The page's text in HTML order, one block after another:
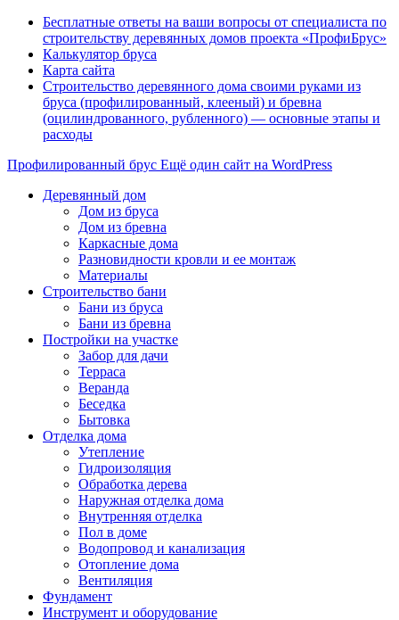
Бесплатные ответы на ваши вопросы от специалиста по
строительству деревянных домов проекта «ПрофиБрус»
Калькулятор бруса
Карта сайта
Строительство деревянного дома своими руками из
бруса (профилированный, клееный) и бревна
(оцилиндрованного, рубленного) — основные этапы и
расходы
Профилированный брус Ещё один сайт на WordPress
Деревянный дом
Дом из бруса
Дом из бревна
Каркасные дома
Разновидности кровли и ее монтаж
Материалы
Строительство бани
Бани из бруса
Бани из бревна
Постройки на участке
Забор для дачи
Терраса
Веранда
Беседка
Бытовка
Отделка дома
Утепление
Гидроизоляция
Обработка дерева
Наружная отделка дома
Внутренняя отделка
Пол в доме
Водопровод и канализация
Отопление дома
Вентиляция
Фундамент
Инструмент и оборудование